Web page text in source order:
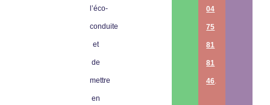
l’éco-
conduite
et
de
mettre
en
04
75
81
81
46.